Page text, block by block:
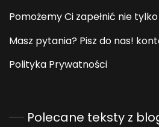
Pomożemy Ci zapełnić nie
Masz pytania? Pisz do nas!
Polityka Prywatności
Polecane teksty z